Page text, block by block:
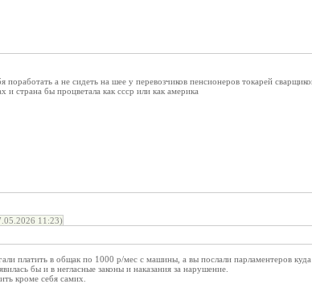
поработать а не сидеть на шее у перевозчиков пенсионеров токарей
страна бы процветала как ссср или как америка
11:23)
платить в общак по 1000 р/мес с машины, а вы послали парламентеров куда
бы и в негласные законы и наказания за нарушение.
кроме себя самих.